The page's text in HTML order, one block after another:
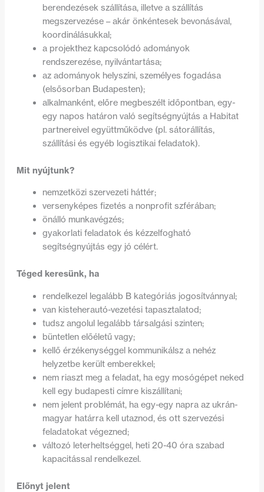
berendezések szállítása, illetve a szállítás
megszervezése – akár önkéntesek bevonásával,
koordinálásukkal;
a projekthez kapcsolódó adományok
rendszerezése, nyilvántartása;
az adományok helyszíni, személyes fogadása
(elsősorban Budapesten);
alkalmanként, előre megbeszélt időpontban, egy-
egy napos határon való segítségnyújtás a Habitat
partnereivel együttműködve (pl. sátorállítás,
szállítási és egyéb logisztikai feladatok).
Mit nyújtunk?
nemzetközi szervezeti háttér;
versenyképes fizetés a nonprofit szférában;
önálló munkavégzés;
gyakorlati feladatok és kézzelfogható
segítségnyújtás egy jó célért.
Téged keresünk, ha
rendelkezel legalább B kategóriás jogosítvánnyal;
van kisteherautó-vezetési tapasztalatod;
tudsz angolul legalább társalgási szinten;
büntetlen előéletű vagy;
kellő érzékenységgel kommunikálsz a nehéz
helyzetbe került emberekkel;
nem riaszt meg a feladat, ha egy mosógépet neked
kell egy budapesti címre kiszállítani;
nem jelent problémát, ha egy-egy napra az ukrán-
magyar határra kell utaznod, és ott szervezési
feladatokat végezned;
változó leterheltséggel, heti 20-40 óra szabad
kapacitással rendelkezel.
Előnyt jelent